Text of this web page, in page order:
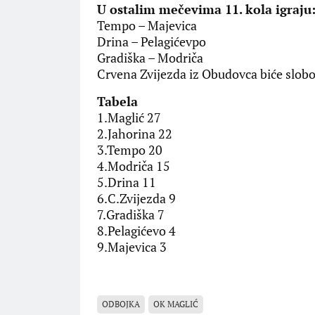
U ostalim mečevima 11. kola igraju:
Tempo – Majevica
Drina – Pelagićevpo
Gradiška – Modriča
Crvena Zvijezda iz Obudovca biće
Tabela
1.Maglić 27
2.Jahorina 22
3.Tempo 20
4.Modriča 15
5.Drina 11
6.C.Zvijezda 9
7.Gradiška 7
8.Pelagićevo 4
9.Majevica 3
ODBOJKA OK MAGLIĆ